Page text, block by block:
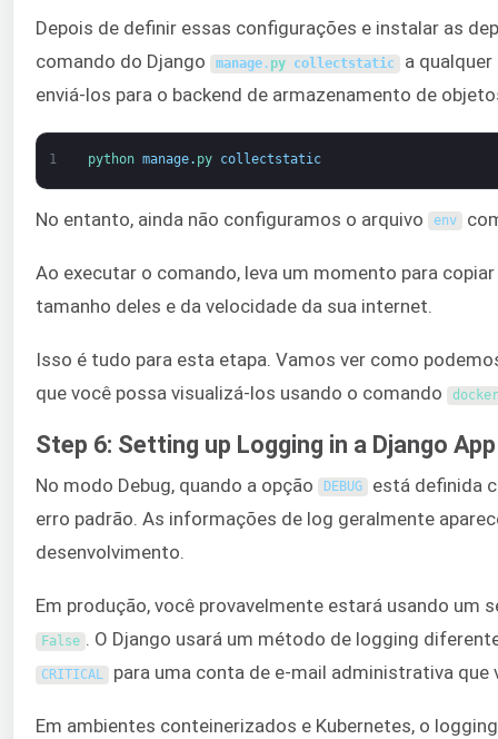
Depois de definir essas configurações e instalar as
comando do Django
manage. py collectstatic a qualquer
enviá-los para o backend de armazenamento de
1 python manage. py collectstatic
No entanto, ainda não configuramos o arquivo env
Ao executar o comando, leva um momento para
tamanho deles e da velocidade da sua internet.
Isso é tudo para esta etapa. Vamos ver como
que você possa visualizá-los usando o comando
Step 6: Setting up Logging in a Django App
No modo Debug, quando a opção DEBUG está definida
erro padrão. As informações de log geralmente
desenvolvimento.
Em produção, você provavelmente estará usando um
False . O Django usará um método de logging
CRITICAL para uma conta de e-mail administrativa
Em ambientes conteinerizados e Kubernetes, o